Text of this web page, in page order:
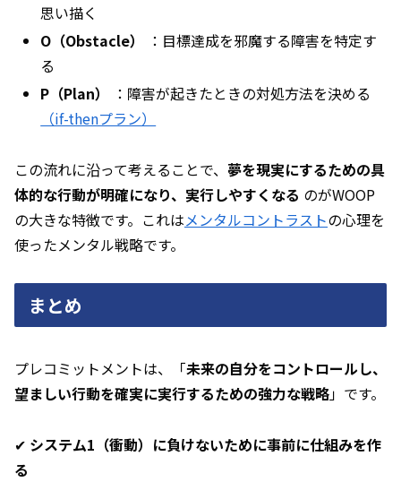
思い描く
O（Obstacle）
：目標達成を邪魔する障害を特定す
る
P（Plan）
：障害が起きたときの対処方法を決める
（if-thenプラン）
この流れに沿って考えることで、 夢を現実にするための具
体的な行動が明確になり、実行しやすくなる のがWOOP
の大きな特徴です。これはメンタルコントラストの心理を
使ったメンタル戦略です。
まとめ
プレコミットメントは、「未来の自分をコントロールし、
望ましい行動を確実に実行するための強力な戦略」です。
✔ システム1（衝動）に負けないために事前に仕組みを作
る